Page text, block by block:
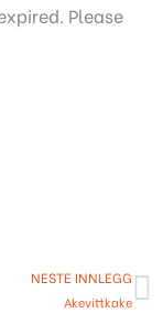
Please
NESTE INNLEGG
Akevittkake